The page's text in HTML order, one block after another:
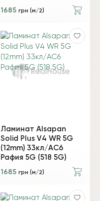
1685 грн (м/2)
Ламинат Alsapan
Solid Plus V4 WR 5G
(12mm) 33кл/АС6
Рафия 5G (518 5G)
1685 грн (м/2)